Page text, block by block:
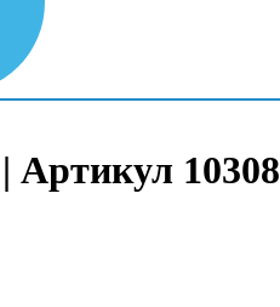
Артикул 10308